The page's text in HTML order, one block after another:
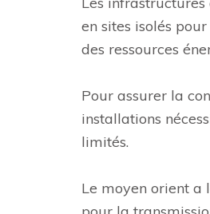
en sites isolés
des ressources
Pour assurer la
installations
limités.
Le moyen orient a